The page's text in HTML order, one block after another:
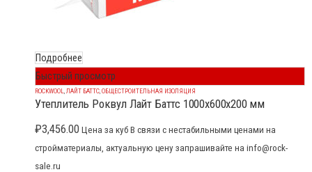
Подробнее
Быстрый просмотр
ROCKWOOL ЛАЙТ БАТТС ОБЩЕСТРОИТЕЛЬНАЯ ИЗОЛЯЦИЯ
Утеплитель Роквул Лайт Баттс 1000x600x200 мм
₽3,456.00 Цена за куб В связи с нестабильными ценами на
стройматериалы, актуальную цену запрашивайте на info@rock-
sale.ru